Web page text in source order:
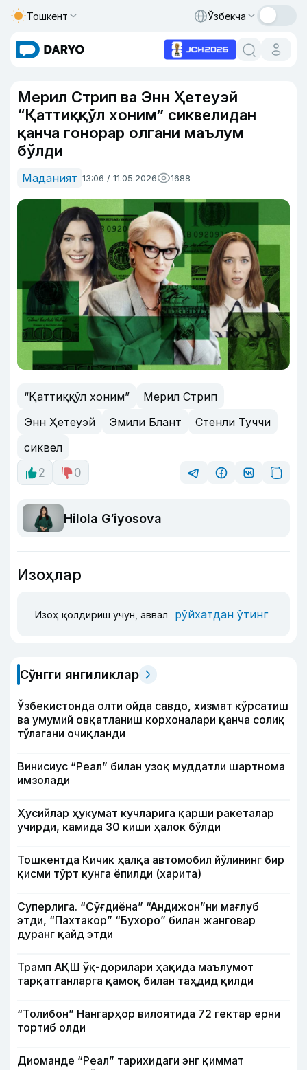
Тошкент Ўзбекча
Мерил Стрип ва Энн Ҳетеуэй
“Қаттиққўл хоним” сиквелидан
қанча гонорар олгани маълум
бўлди
Маданият 13:06 / 11.05.2026 1688
“Қаттиққўл хоним”
Мерил Стрип
Энн Ҳетеуэй
Эмили Блант
Стенли Туччи
сиквел
2
0
Hilola G‘iyosova
Изоҳлар
Изоҳ қолдириш учун, аввал рўйхатдан ўтинг
Сўнгги янгиликлар
Ўзбекистонда олти ойда савдо, хизмат кўрсатиш
ва умумий овқатланиш корхоналари қанча солиқ
тўлагани очиқланди
Винисиус “Реал” билан узоқ муддатли шартнома
имзолади
Ҳусийлар ҳукумат кучларига қарши ракеталар
учирди, камида 30 киши ҳалок бўлди
Тошкентда Кичик ҳалқа автомобил йўлининг бир
қисми тўрт кунга ёпилди (харита)
Суперлига. “Сўғдиёна” “Андижон”ни мағлуб
этди, “Пахтакор” “Бухоро” билан жанговар
дуранг қайд этди
Трамп АҚШ ўқ-дорилари ҳақида маълумот
тарқатганларга қамоқ билан таҳдид қилди
“Толибон” Нангарҳор вилоятида 72 гектар ерни
тортиб олди
Диоманде “Реал” тарихидаги энг қиммат